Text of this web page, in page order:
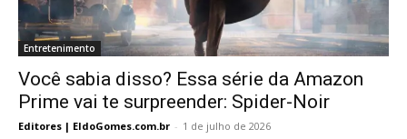
Entretenimento
Você sabia disso? Essa série da Amazon
Prime vai te surpreender: Spider-Noir
Editores | EldoGomes.com.br - 1 de julho de 2026